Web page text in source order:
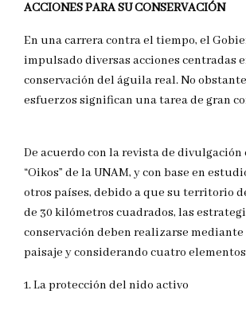
ACCIONES PARA SU CONSERVACIÓN
En una carrera contra el tiempo, el
impulsado diversas acciones centradas
conservación del águila real. No
esfuerzos significan una tarea de gran
De acuerdo con la revista de
“Oikos” de la UNAM, y con base en
otros países, debido a que su territorio
de 30 kilómetros cuadrados, las
conservación deben realizarse
paisaje y considerando cuatro
1. La protección del nido activo